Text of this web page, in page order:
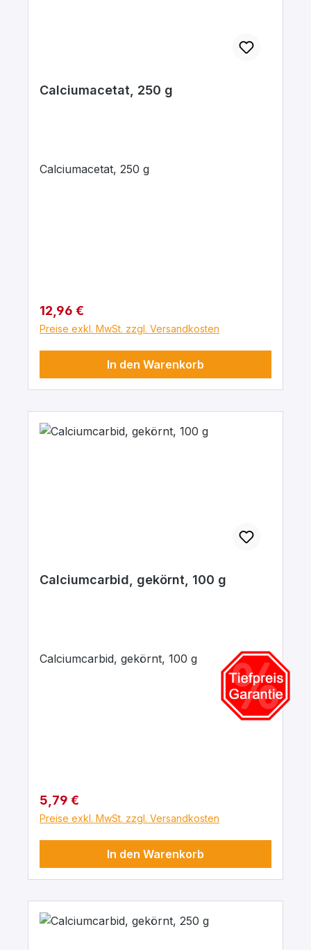
Calciumacetat, 250 g
Calciumacetat, 250 g
Regulärer Preis:
12,96 €
Preise exkl. MwSt. zzgl. Versandkosten
In den Warenkorb
Calciumcarbid, gekörnt, 100 g
Calciumcarbid, gekörnt, 100 g
Regulärer Preis:
5,79 €
Preise exkl. MwSt. zzgl. Versandkosten
In den Warenkorb